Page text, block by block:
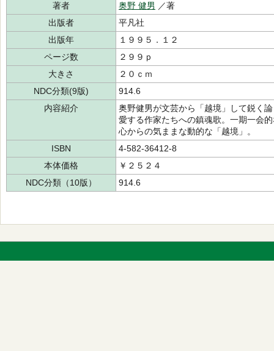
著者
奥野 健男 ／著
出版者
平凡社
出版年
１９９５．１２
ページ数
２９９ｐ
大きさ
２０ｃｍ
NDC分類(9版)
914.6
内容紹介
奥野健男が文芸から「越境」して鋭く
愛する作家たちへの鎮魂歌。一期一会
心からの気ままな動的な「越境」。
ISBN
4-582-36412-8
本体価格
￥２５２４
NDC分類（10版）
914.6